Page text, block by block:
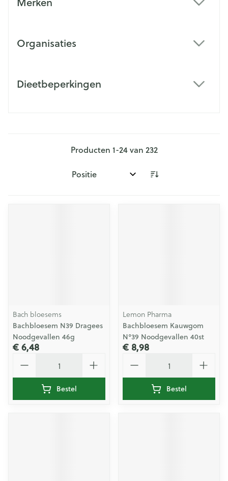
Organisaties
Dieetbeperkingen
Producten 1-24van 232
Sorteer op:
Bach bloesems
Bachbloesem N39 Dragees
Noodgevallen 46g
€ 6,48
Bestel
Lemon Pharma
Bachbloesem Kauwgom
N°39 Noodgevallen 40st
€ 8,98
Bestel